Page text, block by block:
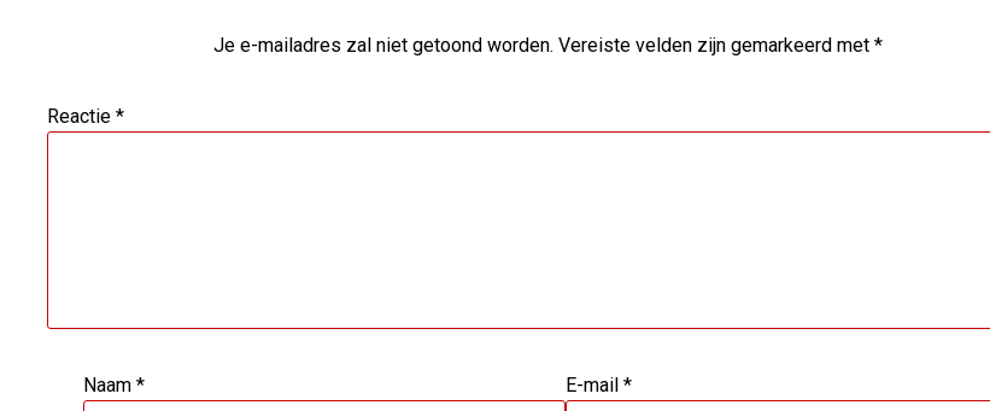
Je e-mailadres zal niet getoond worden. Vereiste velden zijn gemarkeerd met *
Reactie *
Naam * E-mail *